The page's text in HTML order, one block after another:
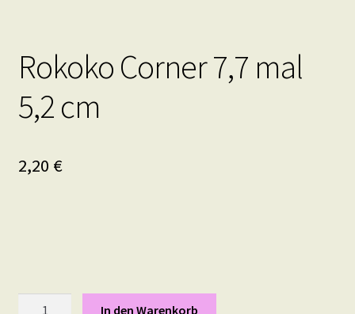
Rokoko Corner 7,7 mal
5,2 cm
2,20 €
In den Warenkorb